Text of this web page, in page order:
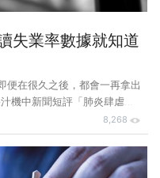
失業率數據就知道
便在很久之後，都會一再拿出
機中新聞短評「肺炎肆虐下
」中提到，2020 年股市最大
而這兩個因素又間接影響到了
筆者判斷，失業率將會是當
年一整年經濟成長重要的因
8,268